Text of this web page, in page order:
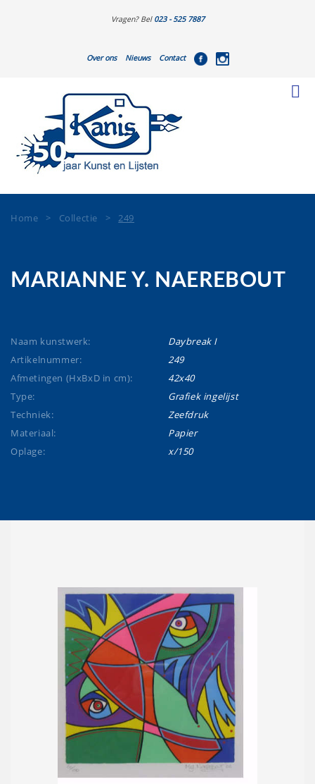
Vragen? Bel 023 - 525 7887
Over ons Nieuws Contact
Home > Collectie >249
MARIANNE Y. NAEREBOUT
Naam kunstwerk:
Daybreak I
Artikelnummer:
249
Afmetingen (HxBxD in cm):
42x40
Type:
Grafiek ingelijst
Techniek:
Zeefdruk
Materiaal:
Papier
Oplage:
x/150